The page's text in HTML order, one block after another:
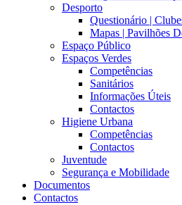
Desporto
Questionário |
Mapas | Pavilhões
Espaço Público
Espaços Verdes
Competências
Sanitários
Informações Úteis
Contactos
Higiene Urbana
Competências
Contactos
Juventude
Segurança e Mobilidade
Documentos
Contactos